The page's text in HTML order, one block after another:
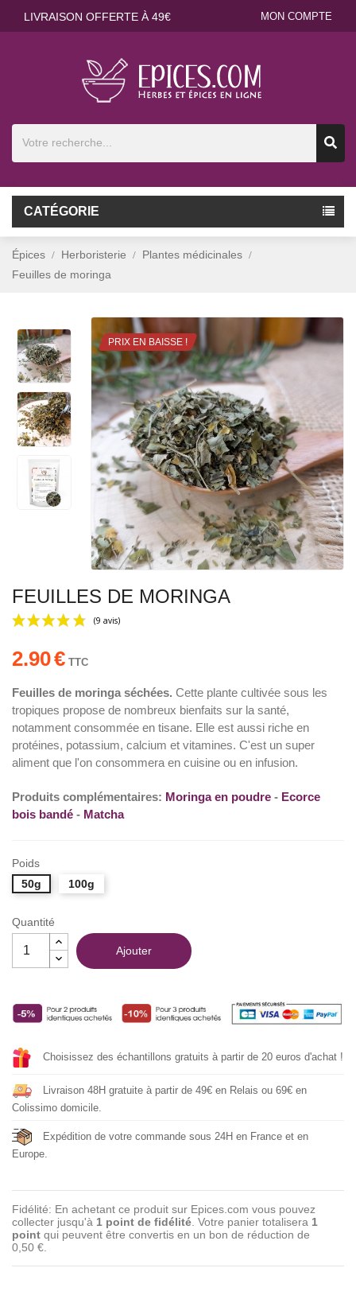
LIVRAISON OFFERTE À 49€ MON COMPTE
CATÉGORIE
Épices Herboristerie
Plantes médicinales
Feuilles de moringa
PRIX EN BAISSE !
FEUILLES DE MORINGA
(9 avis)
2.90€ TTC
Feuilles de moringa séchées. Cette plante cultivée sous les
tropiques propose de nombreux bienfaits sur la santé,
notamment consommée en tisane. Elle est aussi riche en
protéines, potassium, calcium et vitamines. C'est un super
aliment que l'on consommera en cuisine ou en infusion.
Produits complémentaires: Moringa en poudre - Ecorce
bois bandé - Matcha
Poids
50g
100g
Quantité
Ajouter
Choisissez des échantillons gratuits à partir de 20 euros d'achat !
Livraison 48H gratuite à partir de 49€ en Relais ou 69€ en
Colissimo domicile.
Expédition de votre commande sous 24H en France et en
Europe.
Fidélité: En achetant ce produit sur Epices.com vous pouvez
collecter jusqu'à 1 point de fidélité . Votre panier totalisera 1
point qui peuvent être convertis en un bon de réduction de
0,50 €